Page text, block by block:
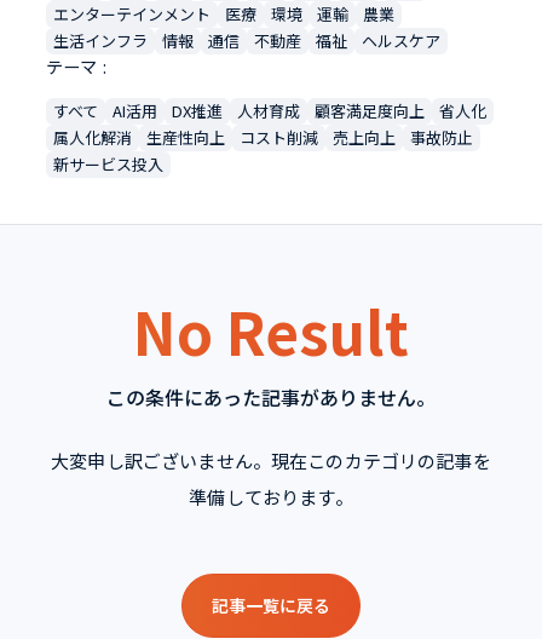
エンターテインメント
医療 環境 運輸
農業
生活インフラ
情報 通信 不動産 福祉 ヘルスケア
テーマ
すべて AI活用 DX推進 人材育成 顧客満足度向上
省人化
属人化解消
生産性向上 コスト削減 売上向上
事故防止
新サービス投入
No Result
この条件にあった記事がありません。
大変申し訳ございません。現在このカテゴリの記事を
準備しております。
記事一覧に戻る